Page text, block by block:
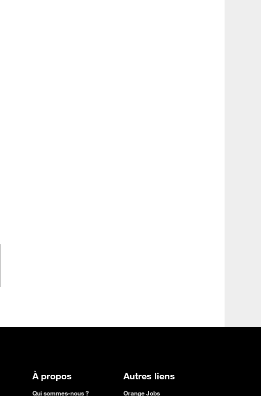
À propos
Qui sommes-nous ?
Autres liens
Orange Jobs